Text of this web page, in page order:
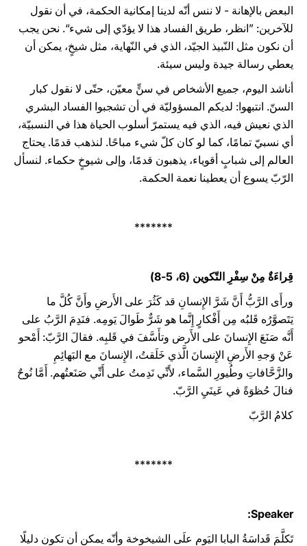
البعض بالإهانة - لا ننس أنّه لدينا إمكانية الحكمة، في أن نقول
للآخرين: ”انظر، طريق الفساد هذا لا يؤدّي إلى شيء“. نحن يجب
أن نكون مثل النّبيذ الجيّد، الذي في النّهاية، مثل شيخٍ، يمكن أن
يعطي رسالة جيدة وليس سيئة.
أناشد اليوم، جميع الأشخاص في سنٍّ معيّن، حتّى لا نقول كبار
السنّ. انتبهوا: لديكم المسؤوليّة في أن تشجبوا الفساد البشري
الذي نعيش فيه، الذي فيه يستمرّ أسلوب الحياة هذا في النسبيّة،
أي نسبيّ تمامًا، كما لو كان كلّ شيء مباحًا. لنذهب قدمًا. يحتاج
العالم إلى شبابٍ أقوياء، يذهبون قدمًا، وإلى شيوخٍ حكماء. لنسأل
الرّبّ يسوع أن يعطينا نعمة الحكمة.
*******
قِراءَةٌ مِنْ سِفْرِ التّكوين (6، 5-8)
ورأَى الرَّبُّ أَنَّ شَرَّ الإِنسانِ قد كَثُرَ على الأَرضِ وأَنَّ كُلَّ ما
يَتَصوَّرُه قَلبُه مِن أَفْكارٍ إِنَّما هو شَرٌّ طَوالَ يَومِه. فنَدِمَ الرَّبُ على
أَنَّه صَنَعَ الإِنسانَ على الأَرض وتأَسَّفَ في قَلبِه. فقالَ الرَّبّ: أَمْحو
عَنْ وَجهِ الأَرضِ الإِنسانَ الَّذي خَلَقتُ، الإِنسانَ مع البَهائِمِ
والزَّحَّافاتِ وطُيورِ السَّماء، لأَنِّي نَدِمتُ على أَنِّي صَنَعتُهم. أَمَّا نُوحٌ
فنالَ حُظوَةً في عَينَيِ الرَّبّ.
كلامُ الرَّبّ
*******
Speaker:
تَكلَّمَ قَداسَةُ البابا اليَوم علَى الشيخوخة وأنّه يمكن أن تكون دليلًا